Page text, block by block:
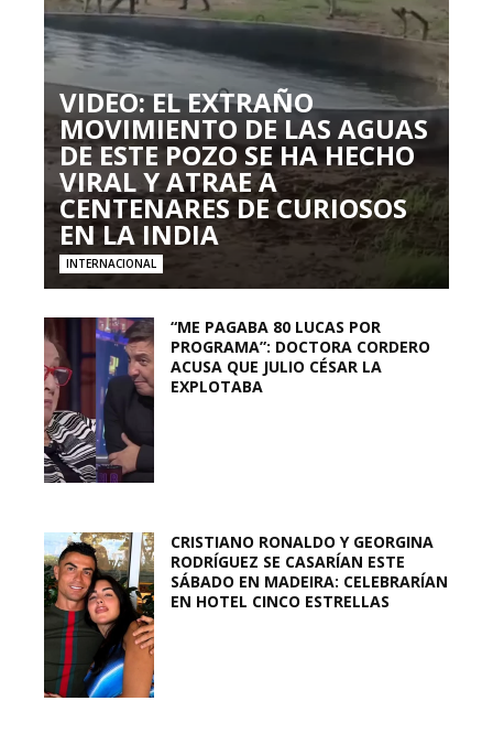
VIDEO: EL EXTRAÑO
MOVIMIENTO DE LAS AGUAS
DE ESTE POZO SE HA HECHO
VIRAL Y ATRAE A
CENTENARES DE CURIOSOS
EN LA INDIA
INTERNACIONAL
“ME PAGABA 80 LUCAS POR
PROGRAMA”: DOCTORA CORDERO
ACUSA QUE JULIO CÉSAR LA
EXPLOTABA
CRISTIANO RONALDO Y GEORGINA
RODRÍGUEZ SE CASARÍAN ESTE
SÁBADO EN MADEIRA: CELEBRARÍAN
EN HOTEL CINCO ESTRELLAS